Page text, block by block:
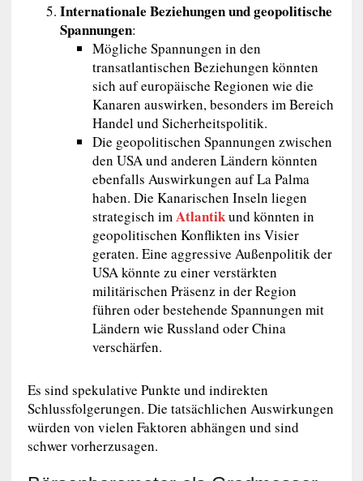
Internationale Beziehungen und geopolitische
Spannungen:
Mögliche Spannungen in den
transatlantischen Beziehungen könnten
sich auf europäische Regionen wie die
Kanaren auswirken, besonders im Bereich
Handel und Sicherheitspolitik.
Die geopolitischen Spannungen zwischen
den USA und anderen Ländern könnten
ebenfalls Auswirkungen auf La Palma
haben. Die Kanarischen Inseln liegen
strategisch imAtlantikund könnten in
geopolitischen Konflikten ins Visier
geraten. Eine aggressive Außenpolitik der
USA könnte zu einer verstärkten
militärischen Präsenz in der Region
führen oder bestehende Spannungen mit
Ländern wie Russland oder China
verschärfen.
Es sind spekulative Punkte und indirekten
Schlussfolgerungen. Die tatsächlichen Auswirkungen
würden von vielen Faktoren abhängen und sind
schwer vorherzusagen.